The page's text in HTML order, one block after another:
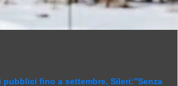
pubblici fino a settembre, Sileri:”Senza